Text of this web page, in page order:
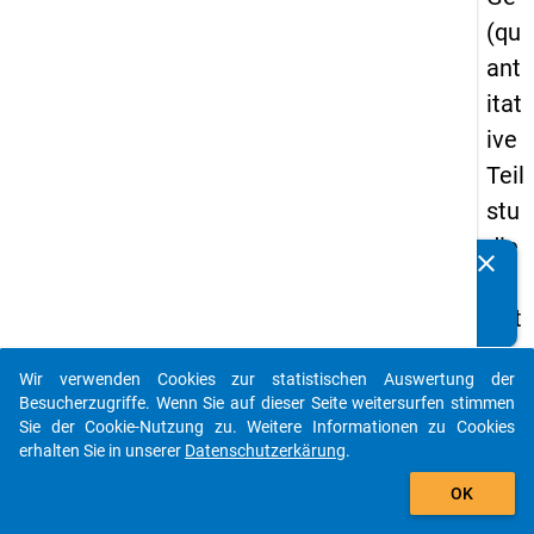
(qu
ant
itat
ive
Teil
stu
die
drit
te
We
lle
Details
clear
auto_stories
add_shopping_cart
Wir verwenden Cookies zur statistischen Auswertung der
Besucherzugriffe. Wenn Sie auf dieser Seite weitersurfen stimmen
Sie der Cookie-Nutzung zu. Weitere Informationen zu Cookies
erhalten Sie in unserer Datenschutzerkärung.
OK